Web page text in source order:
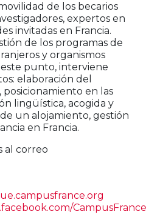
de los becarios
expertos en
invitadas en Francia.
de los programas de
y organismos
punto, interviene
elaboración del
en las
lingüística, acogida y
un alojamiento, gestión
en Francia.
al correo